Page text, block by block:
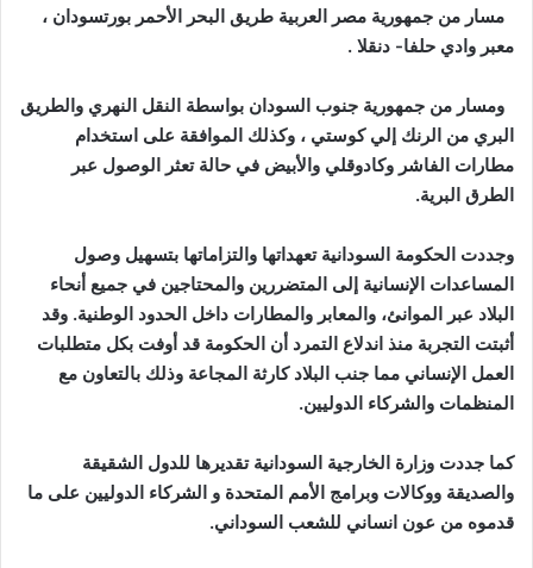
مسار من جمهورية مصر العربية طريق البحر الأحمر بورتسودان ،
معبر وادي حلفا- دنقلا .
ومسار من جمهورية جنوب السودان بواسطة النقل النهري والطريق
البري من الرنك إلي كوستي ، وكذلك الموافقة على استخدام
مطارات الفاشر وكادوقلي والأبيض في حالة تعثر الوصول عبر
الطرق البرية.
وجددت الحكومة السودانية تعهداتها والتزاماتها بتسهيل وصول
المساعدات الإنسانية إلى المتضررين والمحتاجين في جميع أنحاء
البلاد عبر الموانئ، والمعابر والمطارات داخل الحدود الوطنية. وقد
أثبتت التجربة منذ اندلاع التمرد أن الحكومة قد أوفت بكل متطلبات
العمل الإنساني مما جنب البلاد كارثة المجاعة وذلك بالتعاون مع
المنظمات والشركاء الدوليين.
كما جددت وزارة الخارجية السودانية تقديرها للدول الشقيقة
والصديقة ووكالات وبرامج الأمم المتحدة و الشركاء الدوليين على ما
قدموه من عون انساني للشعب السوداني.